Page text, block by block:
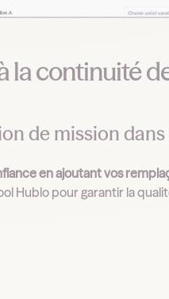
la continuité
de mission
en ajoutant vos
Hublo pour garantir la